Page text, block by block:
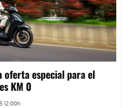
oferta especial para el
KM 0
12:00h